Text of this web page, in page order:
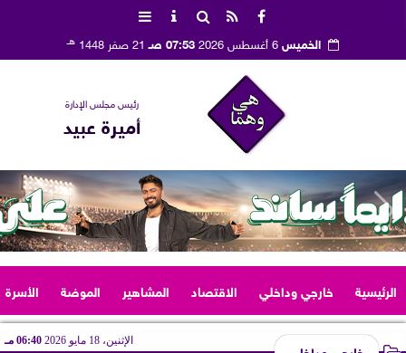
الخميس 07:53 صـ 21 صفر 1448 هـ
رئيس مجلس الإدارة
أميرة عبيد
الرئيسية خارجي وداخلي الاقتصاد المشاهير الموضة الأسرة
الإثنين، 18 مايو 2026 06:40 مـ